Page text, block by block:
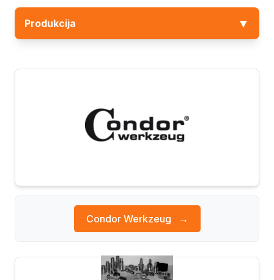
Produkcija ▼
Condor Werkzeug →